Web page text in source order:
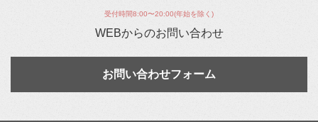
受付時間8:00〜20:00(年始を除く)
WEBからのお問い合わせ
お問い合わせフォーム